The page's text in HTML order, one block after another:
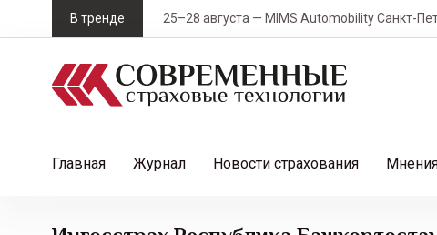
k
В тренде 25–28 августа — MIMS Automobility Санкт-
Главная Журнал Новости страхования